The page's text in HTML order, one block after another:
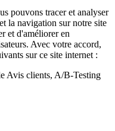
pouvons tracer et analyser
la navigation sur notre site
et d'améliorer en
Avec votre accord,
sur ce site internet :
Avis clients, A/B-Testing